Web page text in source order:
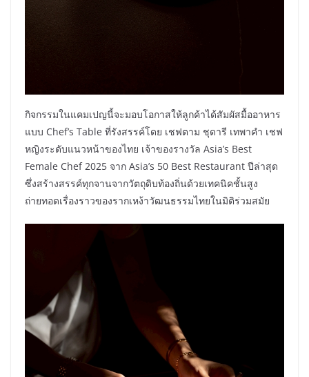
กิจกรรมในแคมเปญนี้จะมอบโอกาสให้ลูกค้าได้สัมผัสมื้ออาหาร
แบบ Chef’s Table ที่รังสรรค์โดย เชฟตาม ชุดารี เทพาคำ เชฟ
หญิงระดับแนวหน้าของไทย เจ้าของรางวัล Asia’s Best
Female Chef 2025 จาก Asia’s 50 Best Restaurant ปีล่าสุด
ซึ่งสร้างสรรค์ทุกจานจากวัตถุดิบท้องถิ่นด้วยเทคนิคชั้นสูง
ถ่ายทอดเรื่องราวของรากเหง้าวัฒนธรรมไทยในมิติร่วมสมัย